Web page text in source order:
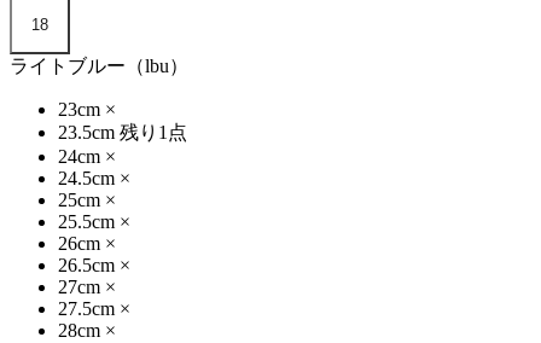
18
ライトブルー（lbu）
23cm ×
23.5cm 残り1点
24cm ×
24.5cm ×
25cm ×
25.5cm ×
26cm ×
26.5cm ×
27cm ×
27.5cm ×
28cm ×